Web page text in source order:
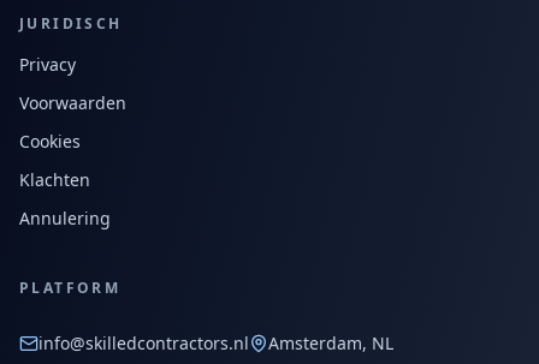
JURIDISCH
Privacy
Voorwaarden
Cookies
Klachten
Annulering
PLATFORM
info@skilledcontractors.nl Amsterdam, NL